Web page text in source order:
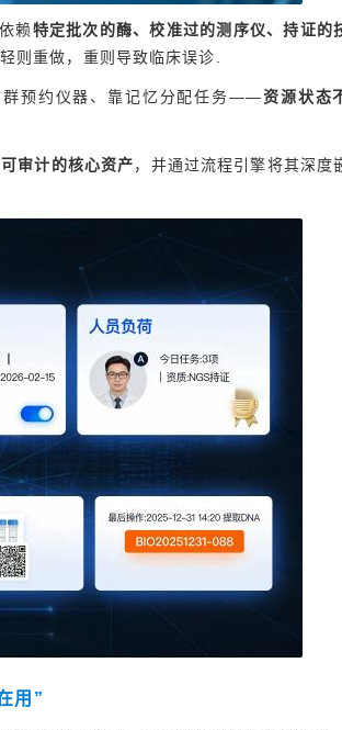
赖特定批次的酶、校准过的测序仪、持证的
则重做，重则导致临床误诊.
群预约仪器、靠记忆分配任务——资源状态
审计的核心资产，并通过流程引擎将其深度
用”